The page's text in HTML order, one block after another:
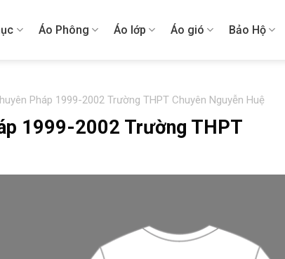
Áo Phông Áo lớp Áo gió Bảo Hộ
Pháp 1999-2002 Trường THPT Chuyên Nguyễn Huệ
1999-2002 Trường THPT